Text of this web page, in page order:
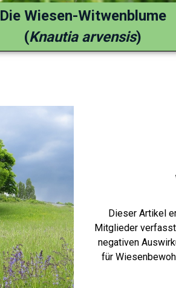
Die Wiesen-Witwenblume
(Knautia arvensis)
Dieser Artikel
Mitglieder
negativen
für